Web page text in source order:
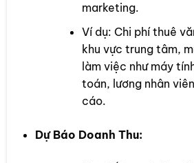
marketing.
Ví dụ: Chi phí thuê
khu vực trung tâm,
làm việc như máy
toán, lương nhân
cáo.
Dự Báo Doanh Thu: